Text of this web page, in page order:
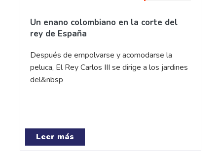
Un enano colombiano en la corte del
rey de España
Después de empolvarse y acomodarse la
peluca, El Rey Carlos III se dirige a los jardines
del&nbsp
Leer más